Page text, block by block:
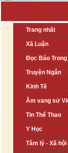
Trang nhất
Xã Luận
Đọc Báo
Truyện Ngắn
Kinh Tế
Âm vang sử
Tin Thể Thao
Y Học
Tâm lý - Xã hội